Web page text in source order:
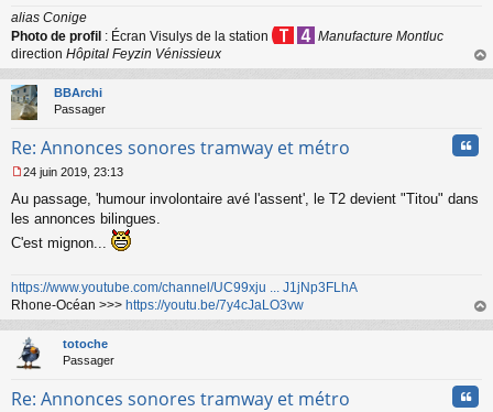
alias Conige
Photo de profil : Écran Visulys de la station
Manufacture Montluc
direction Hôpital Feyzin Vénissieux
au
BBArchi
Passager
Re: Annonces sonores tramway et métro
e
s
a
e
n
n
l
u
24 juin 2019, 23:13
Au passage, 'humour involontaire avé l'assent', le T2 devient "Titou" dans
les annonces bilingues.
C'est mignon...
https://www.youtube.com/channel/UC99xju ... J1jNp3FLhA
Rhone-Océan >>> https://youtu.be/7y4cJaLO3vw
au
totoche
Passager
Re: Annonces sonores tramway et métro